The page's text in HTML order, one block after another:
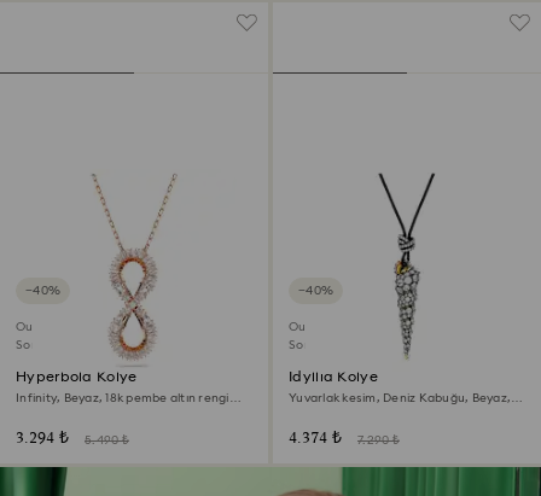
−40%
Outlet
Son Şans
Hyperbola Kolye
Infinity, Beyaz, 18k pembe altın rengi
3.294 ₺ 5.490 ₺
−40%
Outlet
Son Şans
Idyllia Kolye
Yuvarlak kesim, Deniz Kabuğu, Beyaz,
4.374 ₺ 7.290 ₺